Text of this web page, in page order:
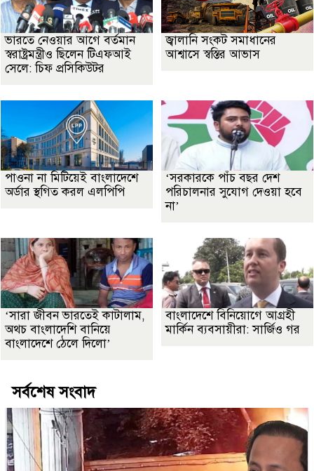
ভারতে নেওয়ার আগে বর্তমান
স্বরাষ্ট্রমন্ত্রীও ছিলেন টিএফআই
সেলে: চিফ প্রসিকিউটর
জ্বালানি সংকট সমাধানের
আশ্বাসে স্বস্তির আভাস
পাওনা না মিটিয়েই বাংলাদেশে
অর্ডার স্থগিত করল এলপিপি
‘সরকারকে পাঁচ বছর দেশ
পরিচালনার সুযোগ দেওয়া হবে
না’
‘সারা জীবন ভারতেই কাটালাম,
অথচ বাংলাদেশি বানিয়ে
বাংলাদেশে ঠেলে দিলো’
বাংলাদেশে বিনিয়োগে আগ্রহী
মার্কিন ব্যবসায়ীরা: সার্জিও গর
সর্বশেষ সংবাদ